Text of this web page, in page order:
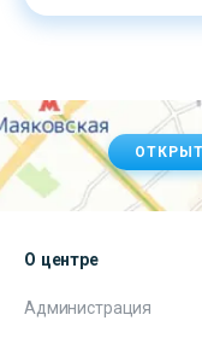
О центре
Администрация